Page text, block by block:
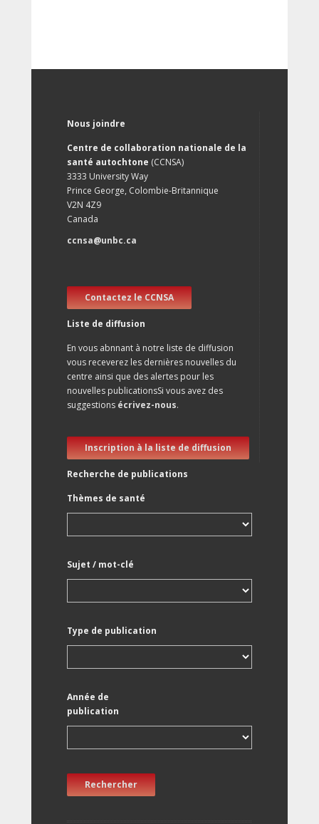
Nous joindre
Centre de collaboration nationale de la
santé autochtone (CCNSA)
3333 University Way
Prince George, Colombie-Britannique
V2N 4Z9
Canada
ccnsa@unbc.ca
Contactez le CCNSA
Liste de diffusion
En vous abnnant à notre liste de diffusion
vous receverez les dernières nouvelles du
centre ainsi que des alertes pour les
nouvelles publicationsSi vous avez des
suggestions écrivez-nous.
Inscription à la liste de diffusion
Recherche de publications
Thèmes de santé
Sujet / mot-clé
Type de publication
Année de
publication
Rechercher